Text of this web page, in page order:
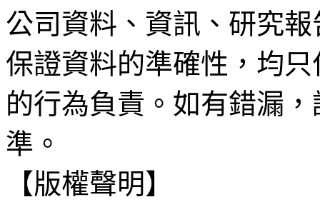
公司資料、資訊、研究
保證資料的準確性，均
的行為負責。如有錯漏
準。
【版權聲明】